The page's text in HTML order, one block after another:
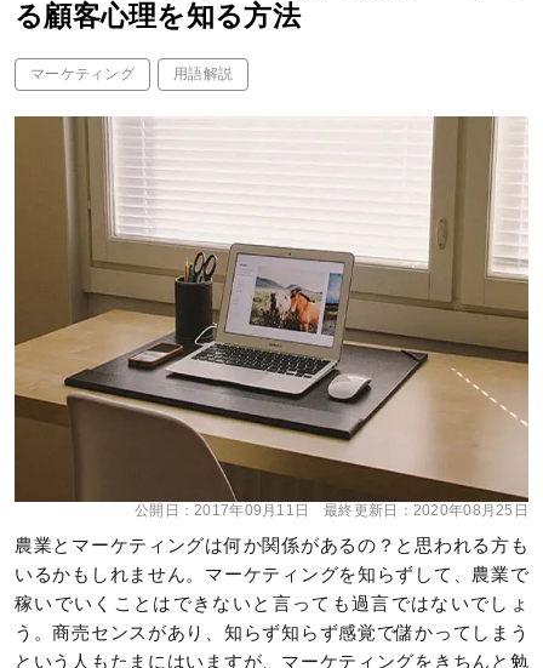
る顧客心理を知る方法
マーケティング 用語解説
公開日：2017年09月11日 最終更新日： 2020年08月25日
農業とマーケティングは何か関係があるの？と思われる方も
いるかもしれません。マーケティングを知らずして、農業で
稼いでいくことはできないと言っても過言ではないでしょ
う。商売センスがあり、知らず知らず感覚で儲かってしまう
という人もたまにはいますが、マーケティングをきちんと勉